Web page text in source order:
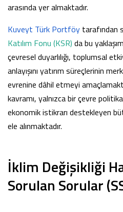
arasında yer almaktadır.
Kuveyt Türk Portföy tarafından
Katılım Fonu (KSR) da bu
çevresel duyarlılığı, toplumsal
anlayışını yatırım süreçlerinin
evrenine dâhil etmeyi
kavramı, yalnızca bir çevre
ekonomik istikrarı destekleyen
ele alınmaktadır.
İklim Değişikliği
Sorulan Sorular